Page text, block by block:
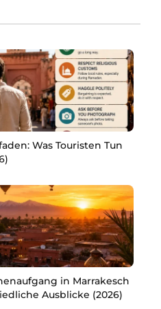
Was Touristen Tun
in Marrakesch
Ausblicke (2026)